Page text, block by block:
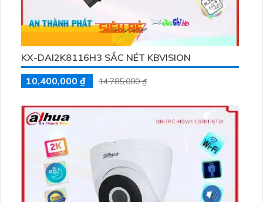
KX-DAI2K8116H3 SẮC NÉT KBVISION
10,400,000 ₫
14,785,000 ₫